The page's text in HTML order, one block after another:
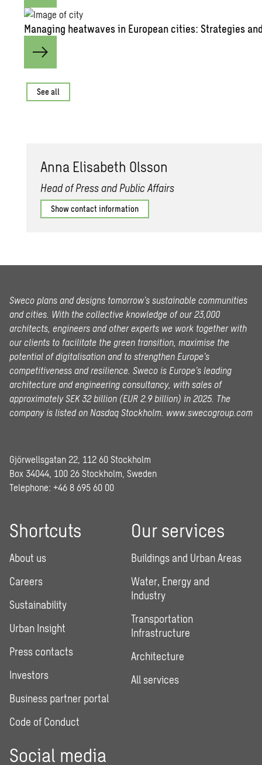
Man­ag­ing heat­waves in Eu­ro­pean cities: Strate­gies
See all
Anna Elis­a­beth Ols­son
Head of Press and Public Affairs
Show contact information
Sweco plans and designs tomorrow’s sustainable communities
and cities. With the collective knowledge of our 23,000
architects, engineers and other experts we work together with
our clients to facilitate the green transition, maximise the
potential of digitalisation and to strengthen Europe’s
competitiveness and resilience. Sweco is Europe’s leading
architecture and engineering consultancy, with sales of
approximately SEK 32 billion (EUR 2.9 billion) in 2025. The
company is listed on Nasdaq Stockholm. www.swecogroup.com
Gjörwellsgatan 22, 112 60 Stockholm
Box 34044, 100 26 Stockholm, Sweden
Telephone: +46 8 695 60 00
Shortcuts
About us
Careers
Sustainability
Urban Insight
Press contacts
Investors
Business partner portal
Code of Conduct
Our services
Buildings and Urban Areas
Water, Energy and
Industry
Transportation
Infrastructure
Architecture
All services
Social media